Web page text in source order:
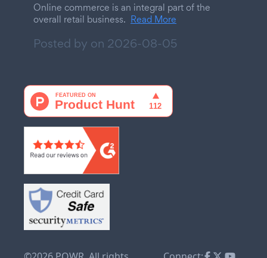
Online commerce is an integral part of the
overall retail business. Read More
Posted by on 2026-08-05